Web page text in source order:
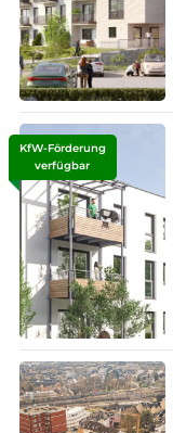
KfW-Förderung
verfügbar